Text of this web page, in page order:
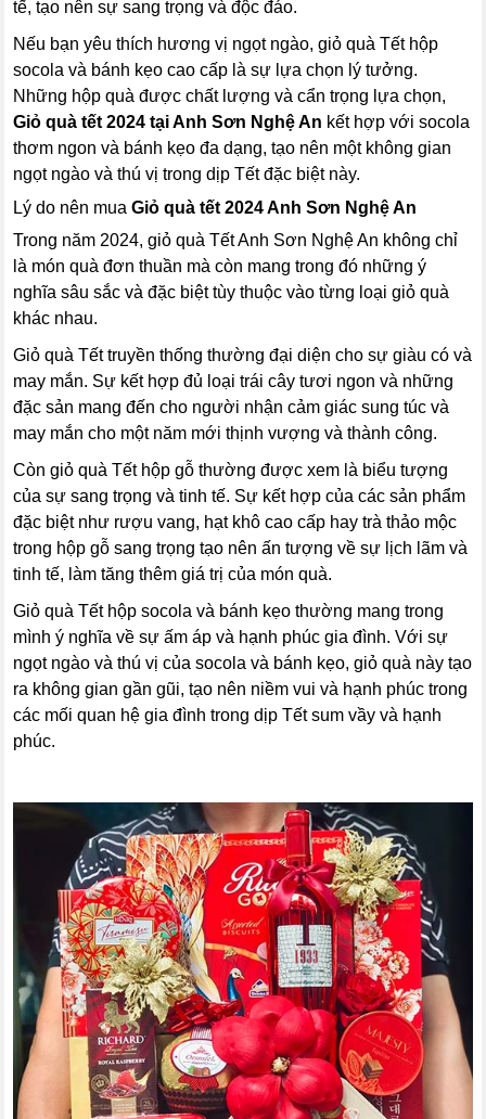
tế, tạo nên sự sang trọng và độc đáo.
Nếu bạn yêu thích hương vị ngọt ngào, giỏ quà Tết hộp
socola và bánh kẹo cao cấp là sự lựa chọn lý tưởng.
Những hộp quà được chất lượng và cẩn trọng lựa chọn,
Giỏ quà tết 2024 tại Anh Sơn Nghệ An kết hợp với socola
thơm ngon và bánh kẹo đa dạng, tạo nên một không gian
ngọt ngào và thú vị trong dịp Tết đặc biệt này.
Lý do nên muaGiỏ quà tết 2024 Anh Sơn Nghệ An
Trong năm 2024, giỏ quà Tết Anh Sơn Nghệ An không chỉ
là món quà đơn thuần mà còn mang trong đó những ý
nghĩa sâu sắc và đặc biệt tùy thuộc vào từng loại giỏ quà
khác nhau.
Giỏ quà Tết truyền thống thường đại diện cho sự giàu có và
may mắn. Sự kết hợp đủ loại trái cây tươi ngon và những
đặc sản mang đến cho người nhận cảm giác sung túc và
may mắn cho một năm mới thịnh vượng và thành công.
Còn giỏ quà Tết hộp gỗ thường được xem là biểu tượng
của sự sang trọng và tinh tế. Sự kết hợp của các sản phẩm
đặc biệt như rượu vang, hạt khô cao cấp hay trà thảo mộc
trong hộp gỗ sang trọng tạo nên ấn tượng về sự lịch lãm và
tinh tế, làm tăng thêm giá trị của món quà.
Giỏ quà Tết hộp socola và bánh kẹo thường mang trong
mình ý nghĩa về sự ấm áp và hạnh phúc gia đình. Với sự
ngọt ngào và thú vị của socola và bánh kẹo, giỏ quà này tạo
ra không gian gần gũi, tạo nên niềm vui và hạnh phúc trong
các mối quan hệ gia đình trong dịp Tết sum vầy và hạnh
phúc.